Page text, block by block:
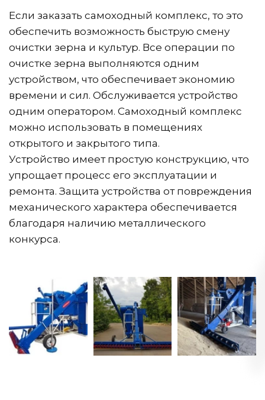
Если заказать самоходный комплекс, то это
обеспечить возможность быструю смену
очистки зерна и культур. Все операции по
очистке зерна выполняются одним
устройством, что обеспечивает экономию
времени и сил. Обслуживается устройство
одним оператором. Самоходный комплекс
можно использовать в помещениях
открытого и закрытого типа.
Устройство имеет простую конструкцию, что
упрощает процесс его эксплуатации и
ремонта. Защита устройства от повреждения
механического характера обеспечивается
благодаря наличию металлического
конкурса.